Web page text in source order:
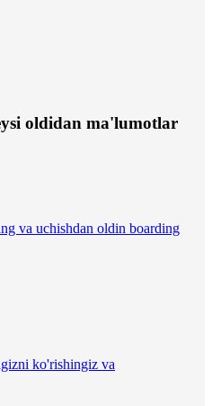
oldidan ma'lumotlar
va uchishdan oldin boarding
ko'rishingiz va